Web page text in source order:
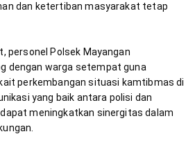
dan ketertiban masyarakat tetap
personel Polsek Mayangan
dengan warga setempat guna
perkembangan situasi kamtibmas di
yang baik antara polisi dan
meningkatkan sinergitas dalam